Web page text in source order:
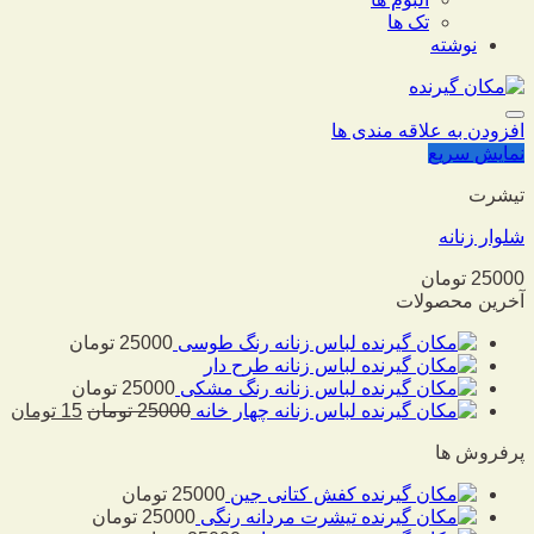
تک ها
نوشته
افزودن به علاقه مندی ها
نمایش سریع
تیشرت
شلوار زنانه
25000 تومان
آخرین محصولات
لباس زنانه رنگ طوسی 25000 تومان
لباس زنانه طرح دار
لباس زنانه رنگ مشکی 25000 تومان
لباس زنانه چهار خانه 25000 تومان 15 تومان
پرفروش ها
کفش کتانی جین 25000 تومان
تیشرت مردانه رنگی 25000 تومان